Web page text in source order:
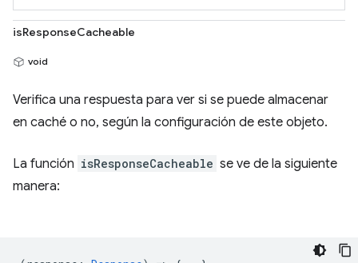
isResponseCacheable
void
Verifica una respuesta para ver si se puede almacenar
en caché o no, según la configuración de este objeto.
La función isResponseCacheable se ve de la siguiente
manera: